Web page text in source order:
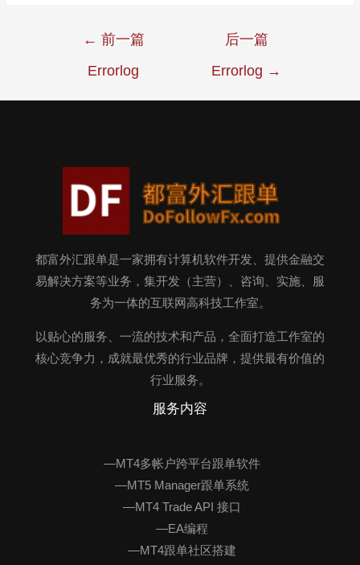
← 前一篇
Errorlog
后一篇
Errorlog →
都富外汇跟单是一家拥有计算机软件开发、提供金融交
易解决方案等业务，集开发（主营）、咨询、实施、服
务为一体的互联网高科技工作室。
以贴心的服务、一流的技术和产品，全面打造工作室的
核心竞争力，成就最优秀的行业品牌，提供最有价值的
行业服务。
服务内容
—MT4多帐户跨平台跟单软件
—MT5 Manager跟单系统
—MT4 Trade API 接口
—EA编程
—MT4跟单社区搭建